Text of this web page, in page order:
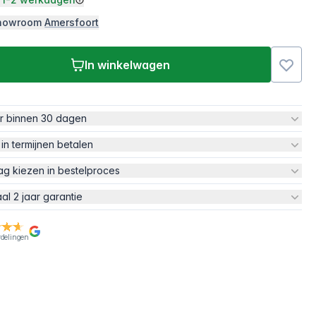
Amersfoort
In winkelwagen
binnen 30 dagen
termijnen betalen
kiezen in bestelproces
2 jaar garantie